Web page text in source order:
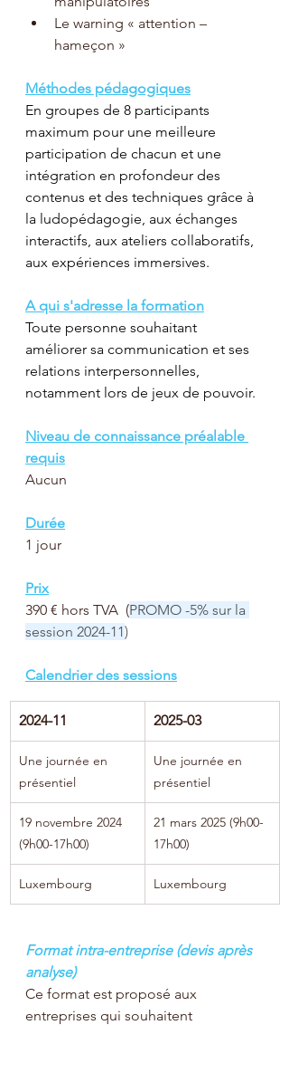
Le warning « attention –
hameçon »
Méthodes pédagogiques
En groupes de 8 participants
maximum pour une meilleure
participation de chacun et une
intégration en profondeur des
contenus et des techniques grâce à
la ludopédagogie, aux échanges
interactifs, aux ateliers collaboratifs,
aux expériences immersives.
A qui s'adresse la formation
Toute personne souhaitant
améliorer sa communication et ses
relations interpersonnelles,
notamment lors de jeux de pouvoir.
Niveau de connaissance préalable
requis
Aucun
Durée
1 jour
Prix
390 € hors TVA  (PROMO -5% sur la
session 2024-11)
Calendrier des sessions
2024-11 2025-03
Une journée en
présentiel
Une journée en
présentiel
19 novembre 2024
(9h00-17h00)
21 mars 2025 (9h00-
17h00)
Luxembourg Luxembourg
Format intra-entreprise (devis après
analyse)
Ce format est proposé aux
entreprises qui souhaitent